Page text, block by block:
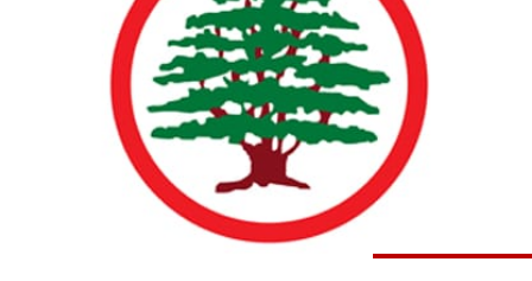
كأس العالم
الترددات